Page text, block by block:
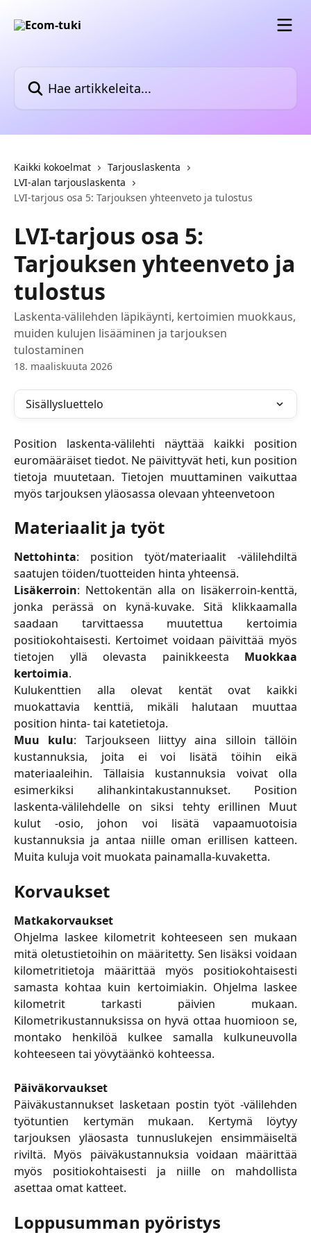
Kaikki kokoelmat
Tarjouslaskenta
LVI-alan tarjouslaskenta
LVI-tarjous osa 5: Tarjouksen yhteenveto ja tulostus
LVI-tarjous osa 5:
Tarjouksen yhteenveto ja
tulostus
Laskenta-välilehden läpikäynti, kertoimien muokkaus,
muiden kulujen lisääminen ja tarjouksen
tulostaminen
18. maaliskuuta 2026
Sisällysluettelo
Position laskenta-välilehti näyttää kaikki position
euromääräiset tiedot. Ne päivittyvät heti, kun position
tietoja muutetaan. Tietojen muuttaminen vaikuttaa
myös tarjouksen yläosassa olevaan yhteenvetoon
Materiaalit ja työt
Nettohinta: position työt/materiaalit -välilehdiltä
saatujen töiden/tuotteiden hinta yhteensä.
Lisäkerroin: Nettokentän alla on lisäkerroin-kenttä,
jonka perässä on kynä-kuvake. Sitä klikkaamalla
saadaan tarvittaessa muutettua kertoimia
positiokohtaisesti. Kertoimet voidaan päivittää myös
tietojen yllä olevasta painikkeesta Muokkaa
kertoimia.
Kulukenttien alla olevat kentät ovat kaikki
muokattavia kenttiä, mikäli halutaan muuttaa
position hinta- tai katetietoja.
Muu kulu: Tarjoukseen liittyy aina silloin tällöin
kustannuksia, joita ei voi lisätä töihin eikä
materiaaleihin. Tällaisia kustannuksia voivat olla
esimerkiksi alihankintakustannukset. Position
laskenta-välilehdelle on siksi tehty erillinen Muut
kulut -osio, johon voi lisätä vapaamuotoisia
kustannuksia ja antaa niille oman erillisen katteen.
Muita kuluja voit muokata painamalla-kuvaketta.
Korvaukset
Matkakorvaukset
Ohjelma laskee kilometrit kohteeseen sen mukaan
mitä oletustietoihin on määritetty. Sen lisäksi voidaan
kilometritietoja määrittää myös positiokohtaisesti
samasta kohtaa kuin kertoimiakin. Ohjelma laskee
kilometrit tarkasti päivien mukaan.
Kilometrikustannuksissa on hyvä ottaa huomioon se,
montako henkilöä kulkee samalla kulkuneuvolla
kohteeseen tai yövytäänkö kohteessa.
Päiväkorvaukset
Päiväkustannukset lasketaan postin työt -välilehden
työtuntien kertymän mukaan. Kertymä löytyy
tarjouksen yläosasta tunnuslukejen ensimmäiseltä
riviltä. Myös päiväkustannuksia voidaan määrittää
myös positiokohtaisesti ja niille on mahdollista
asettaa omat katteet.
Loppusumman pyöristys